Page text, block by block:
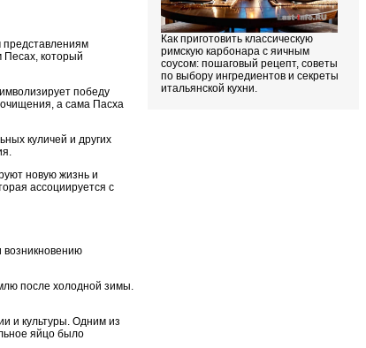
представлениям
Песах, который
победу
а сама Пасха
куличей и других
новую жизнь и
ассоциируется с
возникновению
после холодной зимы.
и культуры. Одним из
яйцо было
Как приготовить классическую
римскую карбонара с яичным
соусом: пошаговый рецепт, советы
по выбору ингредиентов и секреты
итальянской кухни.